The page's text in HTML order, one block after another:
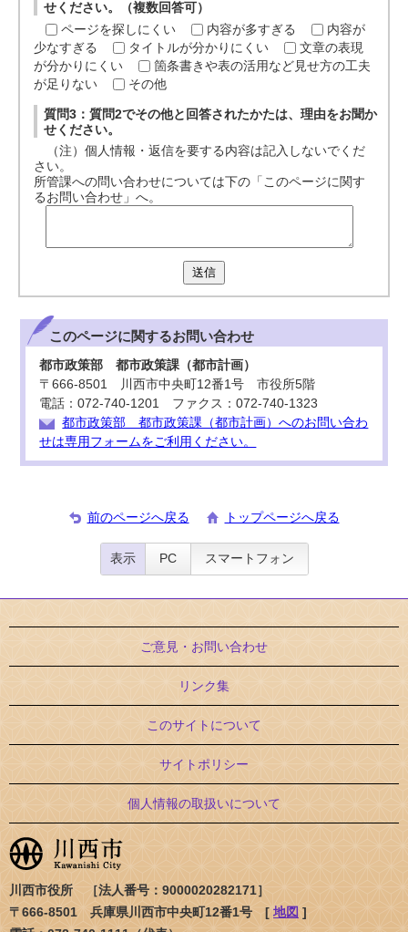
せください。（複数回答可）
ページを探しにくい
内容が多すぎる
内容が
少なすぎる
タイトルが分かりにくい
文章の表現
が分かりにくい
箇条書きや表の活用など見せ方の工夫
が足りない
その他
質問3：質問2でその他と回答されたかたは、理由をお聞か
せください。
（注）個人情報・返信を要する内容は記入しないでくだ
さい。
所管課への問い合わせについては下の「このページに関す
るお問い合わせ」へ。
送信
このページに関するお問い合わせ
都市政策部 都市政策課（都市計画）
〒666-8501 川西市中央町12番1号 市役所5階
電話：072-740-1201 ファクス：072-740-1323
都市政策部 都市政策課（都市計画）へのお問い合わ
せは専用フォームをご利用ください。
前のページへ戻る トップページへ戻る
表示 PC スマートフォン
ご意見・お問い合わせ
リンク集
このサイトについて
サイトポリシー
個人情報の取扱いについて
川西市役所 ［法人番号：9000020282171］
〒666-8501 兵庫県川西市中央町12番1号 [ 地図 ]